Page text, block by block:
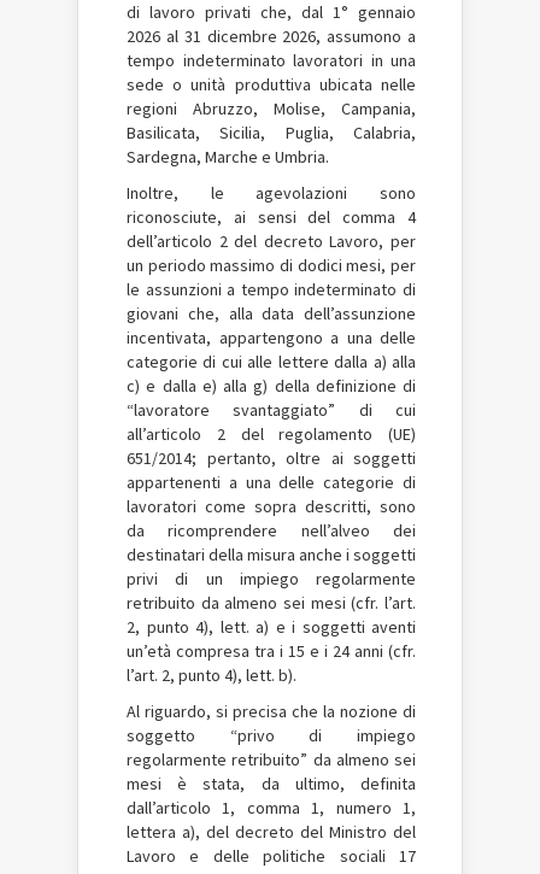
di lavoro privati che, dal 1° gennaio
2026 al 31 dicembre 2026, assumono a
tempo indeterminato lavoratori in una
sede o unità produttiva ubicata nelle
regioni Abruzzo, Molise, Campania,
Basilicata, Sicilia, Puglia, Calabria,
Sardegna, Marche e Umbria.
Inoltre, le agevolazioni sono
riconosciute, ai sensi del comma 4
dell’articolo 2 del decreto Lavoro, per
un periodo massimo di dodici mesi, per
le assunzioni a tempo indeterminato di
giovani che, alla data dell’assunzione
incentivata, appartengono a una delle
categorie di cui alle lettere dalla a) alla
c) e dalla e) alla g) della definizione di
“lavoratore svantaggiato” di cui
all’articolo 2 del regolamento (UE)
651/2014; pertanto, oltre ai soggetti
appartenenti a una delle categorie di
lavoratori come sopra descritti, sono
da ricomprendere nell’alveo dei
destinatari della misura anche i soggetti
privi di un impiego regolarmente
retribuito da almeno sei mesi (cfr. l’art.
2, punto 4), lett. a) e i soggetti aventi
un’età compresa tra i 15 e i 24 anni (cfr.
l’art. 2, punto 4), lett. b).
Al riguardo, si precisa che la nozione di
soggetto “privo di impiego
regolarmente retribuito” da almeno sei
mesi è stata, da ultimo, definita
dall’articolo 1, comma 1, numero 1,
lettera a), del decreto del Ministro del
Lavoro e delle politiche sociali 17